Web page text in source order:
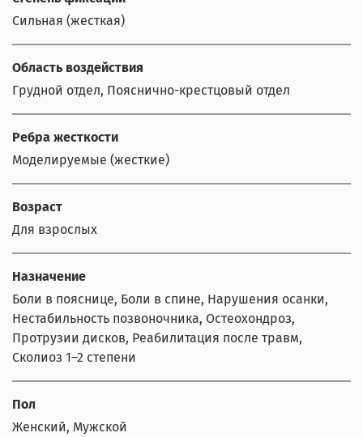
Сильная (жесткая)
Область воздействия
Грудной отдел, Пояснично-крестцовый отдел
Ребра жесткости
Моделируемые (жесткие)
Возраст
Для взрослых
Назначение
Боли в пояснице, Боли в спине, Нарушения осанки,
Нестабильность позвоночника, Остеохондроз,
Протрузии дисков, Реабилитация после травм,
Сколиоз 1–2 степени
Пол
Женский, Мужской